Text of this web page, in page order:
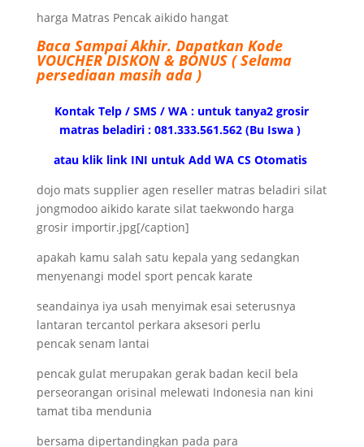
harga Matras Pencak aikido hangat
Baca Sampai Akhir. Dapatkan Kode
VOUCHER DISKON & BONUS ( Selama
persediaan masih ada )
Kontak Telp / SMS / WA : untuk tanya2 grosir
matras beladiri : 081.333.561.562 (Bu Iswa )
atau klik link INI untuk Add WA CS Otomatis
dojo mats supplier agen reseller matras beladiri silat
jongmodoo aikido karate silat taekwondo harga
grosir importir.jpg[/caption]
apakah kamu salah satu kepala yang sedangkan
menyenangi model sport pencak karate
seandainya iya usah menyimak esai seterusnya
lantaran tercantol perkara aksesori perlu
pencak senam lantai
pencak gulat merupakan gerak badan kecil bela
perseorangan orisinal melewati Indonesia nan kini
tamat tiba mendunia
bersama dipertandingkan pada para